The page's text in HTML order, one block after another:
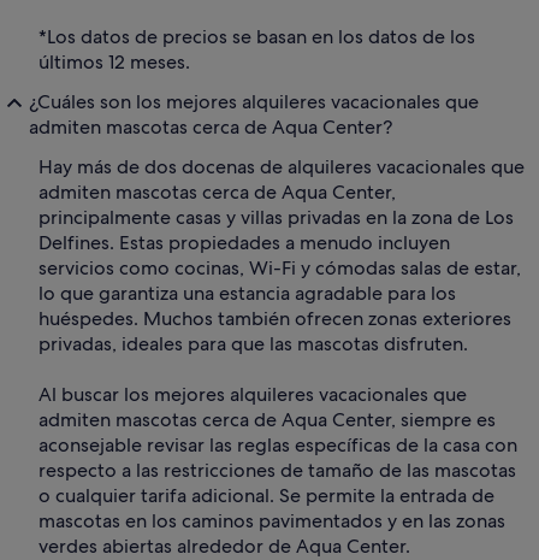
*Los datos de precios se basan en los datos de los
últimos 12 meses.
¿Cuáles son los mejores alquileres vacacionales que
admiten mascotas cerca de Aqua Center?
Hay más de dos docenas de alquileres vacacionales que
admiten mascotas cerca de Aqua Center,
principalmente casas y villas privadas en la zona de Los
Delfines. Estas propiedades a menudo incluyen
servicios como cocinas, Wi-Fi y cómodas salas de estar,
lo que garantiza una estancia agradable para los
huéspedes. Muchos también ofrecen zonas exteriores
privadas, ideales para que las mascotas disfruten.
Al buscar los mejores alquileres vacacionales que
admiten mascotas cerca de Aqua Center, siempre es
aconsejable revisar las reglas específicas de la casa con
respecto a las restricciones de tamaño de las mascotas
o cualquier tarifa adicional. Se permite la entrada de
mascotas en los caminos pavimentados y en las zonas
verdes abiertas alrededor de Aqua Center.